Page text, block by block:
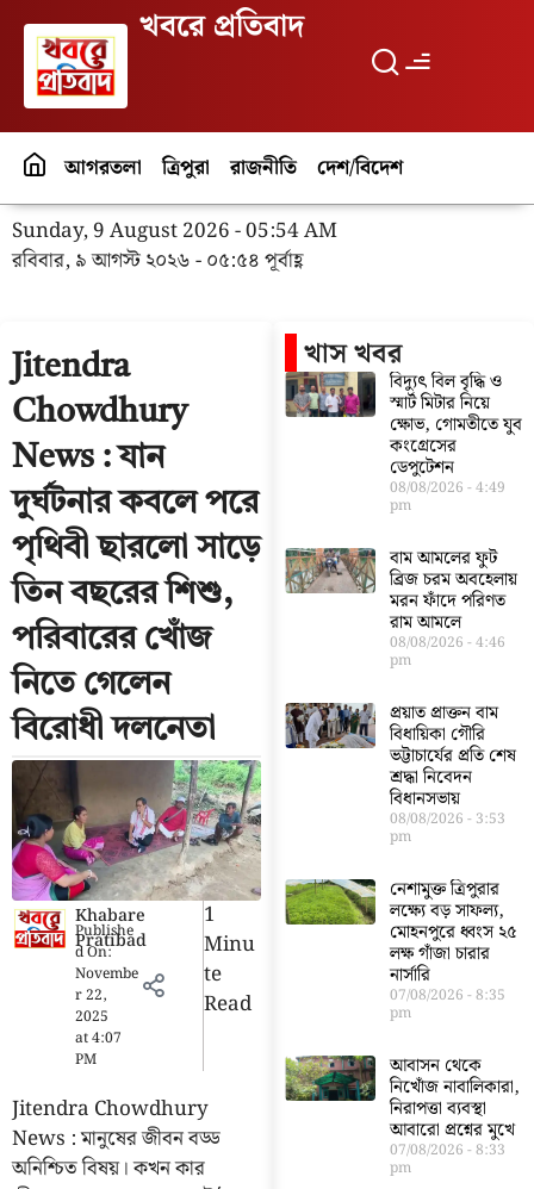
খবরে প্রতিবাদ
আগরতলা ত্রিপুরা রাজনীতি দেশ/বিদেশ
Sunday, 9 August 2026 - 05:54 AM
রবিবার, ৯ আগস্ট ২০২৬ - ০৫:৫৪ পূর্বাহ্ণ
Jitendra
Chowdhury
News : যান
দুর্ঘটনার কবলে পরে
পৃথিবী ছারলো সাড়ে
তিন বছরের শিশু,
পরিবারের খোঁজ
নিতে গেলেন
বিরোধী দলনেতা
Khabare
Pratibad
Publishe
d On:
Novembe
r 22,
2025
at4:07
PM
1
Minu
Te
Read
Jitendra Chowdhury
News : মানুষের জীবন বড্ড
অনিশ্চিত বিষয়। কখন কার
খাস খবর
বিদ্যুৎ বিল বৃদ্ধি ও
স্মার্ট মিটার নিয়ে
ক্ষোভ, গোমতীতে যুব
কংগ্রেসের
ডেপুটেশন
08/08/2026 4:49
pm
বাম আমলের ফুট
ব্রিজ চরম অবহেলায়
মরন ফাঁদে পরিণত
রাম আমলে
08/08/2026 4:46
pm
প্রয়াত প্রাক্তন বাম
বিধায়িকা গৌরি
ভট্টাচার্যের প্রতি শেষ
শ্রদ্ধা নিবেদন
বিধানসভায়
08/08/2026 3:53
pm
নেশামুক্ত ত্রিপুরার
লক্ষ্যে বড় সাফল্য,
মোহনপুরে ধ্বংস ২৫
লক্ষ গাঁজা চারার
নার্সারি
07/08/2026 8:35
pm
আবাসন থেকে
নিখোঁজ নাবালিকারা,
নিরাপত্তা ব্যবস্থা
আবারো প্রশ্নের মুখে
07/08/2026 8:33
pm